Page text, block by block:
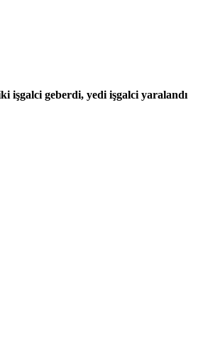
işgalci geberdi, yedi işgalci yaralandı